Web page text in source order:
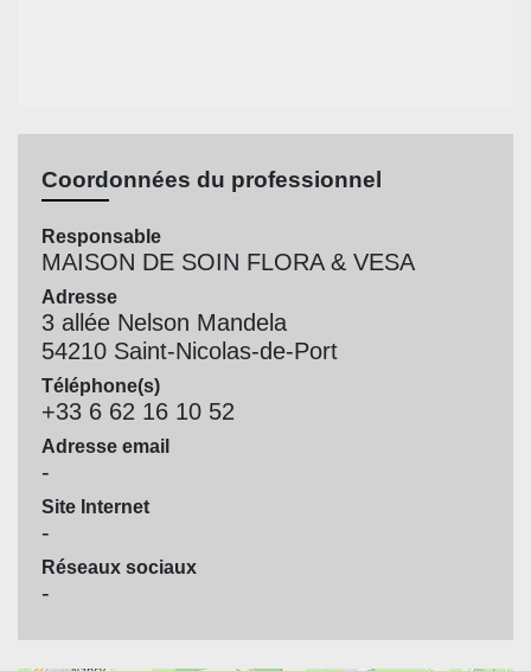
Coordonnées du professionnel
Responsable
MAISON DE SOIN FLORA & VESA
Adresse
3 allée Nelson Mandela
54210 Saint-Nicolas-de-Port
Téléphone(s)
+33 6 62 16 10 52
Adresse email
-
Site Internet
-
Réseaux sociaux
-